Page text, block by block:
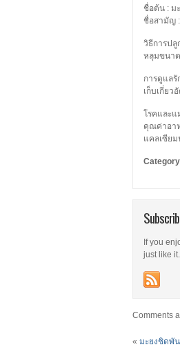
ชื่อต้น : ม
ชื่อสามัญ
วิธีการปลู
หลุมขนา
การดูแลรั
เก็บเกี่ยว
โรคและ
คุณค่าอา
แคลเซีย
Category
If you
just like it.
Comments
« มะยงชิดพั